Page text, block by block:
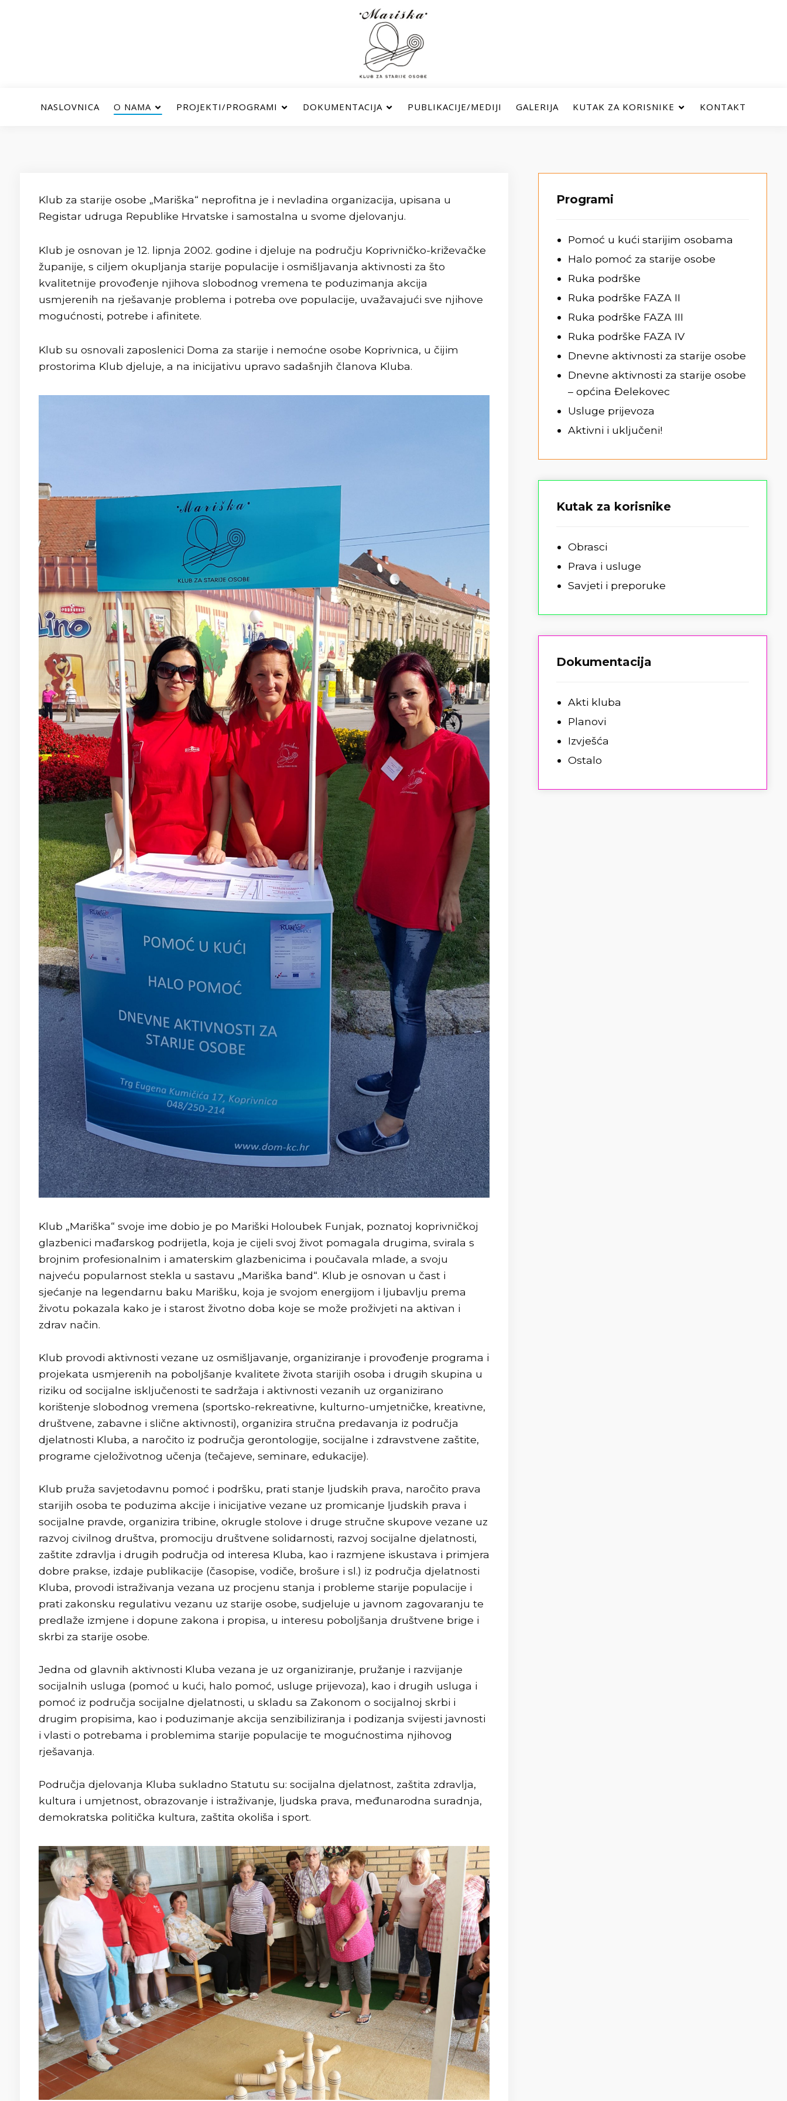
NASLOVNICA O NAMA PROJEKTI/PROGRAMI DOKUMENTACIJA PUBLIKACIJE/MEDIJI GALERIJA KUTAK ZA KORISNIKE KONTAKT
Klub za starije osobe „Mariška“ neprofitna je i nevladina organizacija, upisana u
Registar udruga Republike Hrvatske i samostalna u svome djelovanju.
Klub je osnovan je 12. lipnja 2002. godine i djeluje na području Koprivničko-križevačke
županije, s ciljem okupljanja starije populacije i osmišljavanja aktivnosti za što
kvalitetnije provođenje njihova slobodnog vremena te poduzimanja akcija
usmjerenih na rješavanje problema i potreba ove populacije, uvažavajući sve njihove
mogućnosti, potrebe i afinitete.
Klub su osnovali zaposlenici Doma za starije i nemoćne osobe Koprivnica, u čijim
prostorima Klub djeluje, a na inicijativu upravo sadašnjih članova Kluba.
Klub „Mariška“ svoje ime dobio je po Mariški Holoubek Funjak, poznatoj koprivničkoj
glazbenici mađarskog podrijetla, koja je cijeli svoj život pomagala drugima, svirala s
brojnim profesionalnim i amaterskim glazbenicima i poučavala mlade, a svoju
najveću popularnost stekla u sastavu „Mariška band“. Klub je osnovan u čast i
sjećanje na legendarnu baku Marišku, koja je svojom energijom i ljubavlju prema
životu pokazala kako je i starost životno doba koje se može proživjeti na aktivan i
zdrav način.
Klub provodi aktivnosti vezane uz osmišljavanje, organiziranje i provođenje programa i
projekata usmjerenih na poboljšanje kvalitete života starijih osoba i drugih skupina u
riziku od socijalne isključenosti te sadržaja i aktivnosti vezanih uz organizirano
korištenje slobodnog vremena (sportsko-rekreativne, kulturno-umjetničke, kreativne,
društvene, zabavne i slične aktivnosti), organizira stručna predavanja iz područja
djelatnosti Kluba, a naročito iz područja gerontologije, socijalne i zdravstvene zaštite,
programe cjeloživotnog učenja (tečajeve, seminare, edukacije).
Klub pruža savjetodavnu pomoć i podršku, prati stanje ljudskih prava, naročito prava
starijih osoba te poduzima akcije i inicijative vezane uz promicanje ljudskih prava i
socijalne pravde, organizira tribine, okrugle stolove i druge stručne skupove vezane uz
razvoj civilnog društva, promociju društvene solidarnosti, razvoj socijalne djelatnosti,
zaštite zdravlja i drugih područja od interesa Kluba, kao i razmjene iskustava i primjera
dobre prakse, izdaje publikacije (časopise, vodiče, brošure i sl.) iz područja djelatnosti
Kluba, provodi istraživanja vezana uz procjenu stanja i probleme starije populacije i
prati zakonsku regulativu vezanu uz starije osobe, sudjeluje u javnom zagovaranju te
predlaže izmjene i dopune zakona i propisa, u interesu poboljšanja društvene brige i
skrbi za starije osobe.
Jedna od glavnih aktivnosti Kluba vezana je uz organiziranje, pružanje i razvijanje
socijalnih usluga (pomoć u kući, halo pomoć, usluge prijevoza), kao i drugih usluga i
pomoć iz područja socijalne djelatnosti, u skladu sa Zakonom o socijalnoj skrbi i
drugim propisima, kao i poduzimanje akcija senzibiliziranja i podizanja svijesti javnosti
i vlasti o potrebama i problemima starije populacije te mogućnostima njihovog
rješavanja.
Područja djelovanja Kluba sukladno Statutu su: socijalna djelatnost, zaštita zdravlja,
kultura i umjetnost, obrazovanje i istraživanje, ljudska prava, međunarodna suradnja,
demokratska politička kultura, zaštita okoliša i sport.
Programi
Pomoć u kući starijim osobama
Halo pomoć za starije osobe
Ruka podrške
Ruka podrške FAZA II
Ruka podrške FAZA III
Ruka podrške FAZA IV
Dnevne aktivnosti za starije osobe
Dnevne aktivnosti za starije osobe
– općina Đelekovec
Usluge prijevoza
Aktivni i uključeni!
Kutak za korisnike
Obrasci
Prava i usluge
Savjeti i preporuke
Dokumentacija
Akti kluba
Planovi
Izvješća
Ostalo